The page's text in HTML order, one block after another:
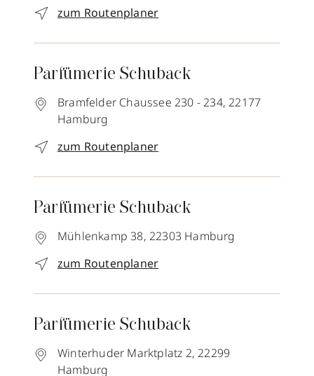
zum Routenplaner
Parfümerie Schuback
Bramfelder Chaussee 230 - 234, 22177
Hamburg
zum Routenplaner
Parfümerie Schuback
Mühlenkamp 38, 22303 Hamburg
zum Routenplaner
Parfümerie Schuback
Winterhuder Marktplatz 2, 22299
Hamburg